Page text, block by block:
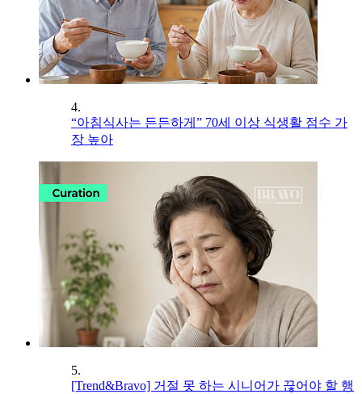
4.
“아침식사는 든든하게” 70세 이상 식생활 점수 가
장 높아
5.
[Trend&Bravo] 거절 못 하는 시니어가 끊어야 할 행